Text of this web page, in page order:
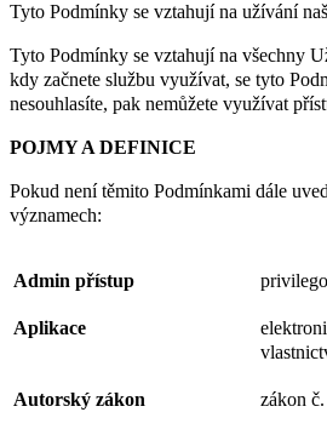
Tyto Podmínky se vztahují na užívání
Tyto Podmínky se vztahují na všechny
kdy začnete službu využívat, se tyto
nesouhlasíte, pak nemůžete využívat
POJMY A DEFINICE
Pokud není těmito Podmínkami dále
významech:
Admin přístup
Aplikace
Autorský zákon zákon